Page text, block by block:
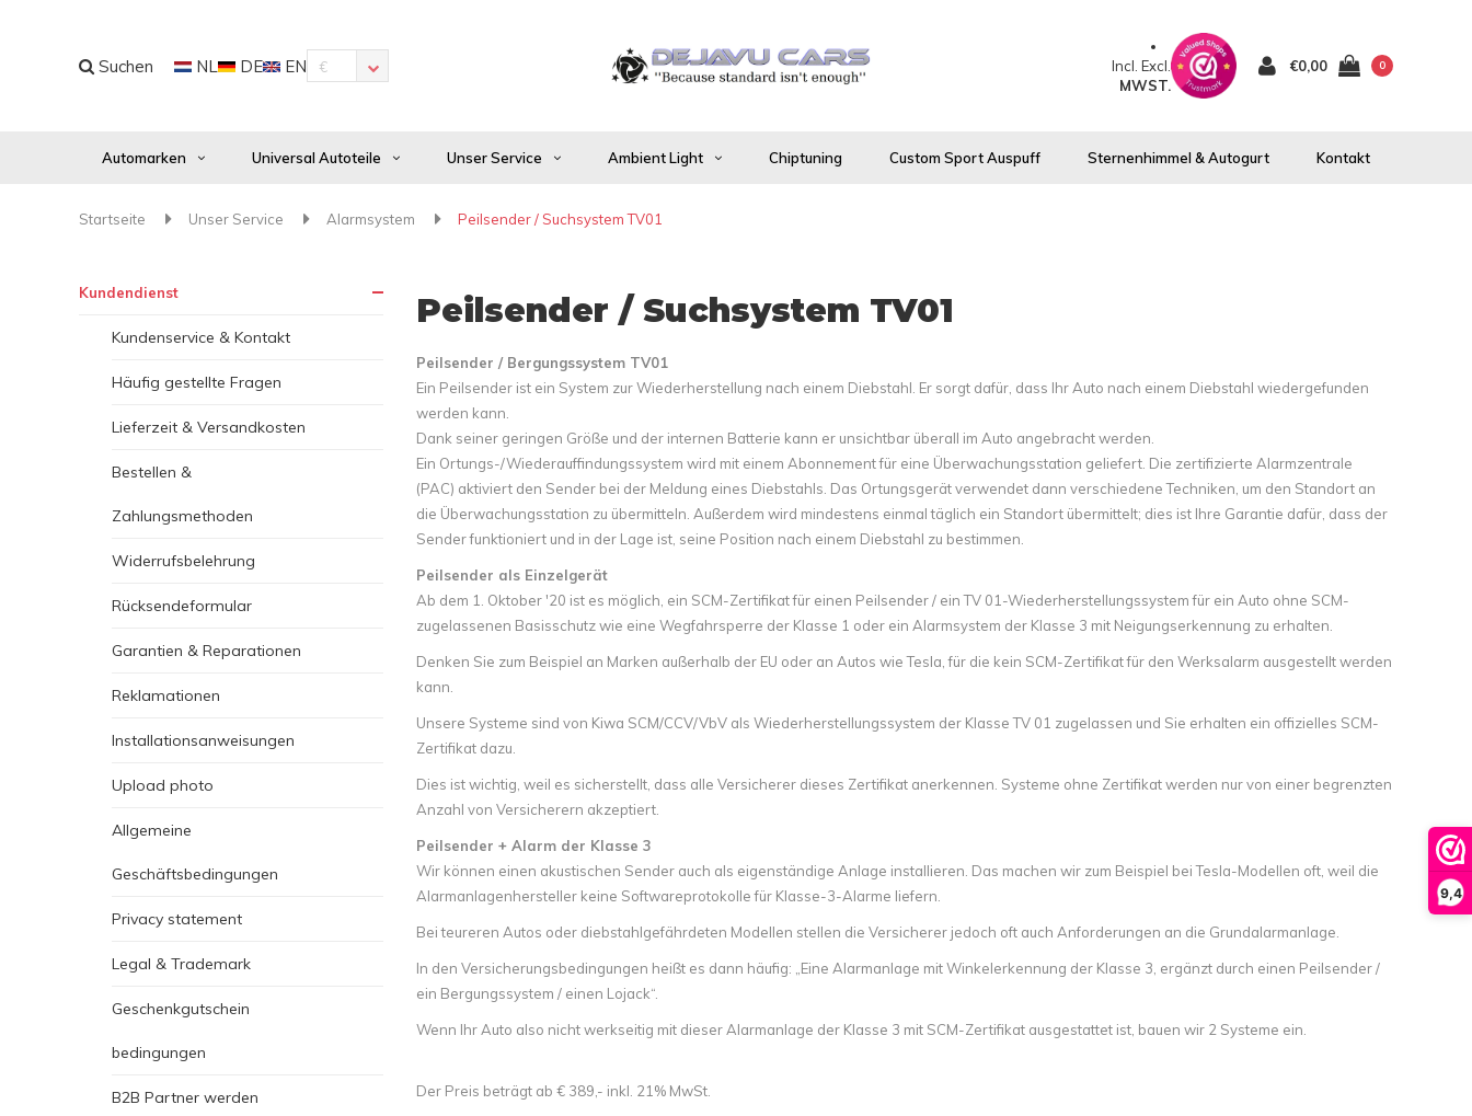
9,4
Suchen NL DE EN € Incl. Excl.
MWST.
€0,00 0
Automarken Universal Autoteile Unser Service Ambient Light Chiptuning Custom Sport Auspuff Sternenhimmel & Autogurt Kontakt
Startseite Unser Service Alarmsystem Peilsender / Suchsystem TV01
Kundendienst
Kundenservice & Kontakt
Häufig gestellte Fragen
Lieferzeit & Versandkosten
Bestellen &
Zahlungsmethoden
Widerrufsbelehrung
Rücksendeformular
Garantien & Reparationen
Reklamationen
Installationsanweisungen
Upload photo
Allgemeine
Geschäftsbedingungen
Privacy statement
Legal & Trademark
Geschenkgutschein
bedingungen
B2B Partner werden
Peilsender / Suchsystem TV01
Peilsender / Bergungssystem TV01
Ein Peilsender ist ein System zur Wiederherstellung nach einem Diebstahl. Er sorgt dafür, dass Ihr Auto nach einem Diebstahl wiedergefunden
werden kann.
Dank seiner geringen Größe und der internen Batterie kann er unsichtbar überall im Auto angebracht werden.
Ein Ortungs-/Wiederauffindungssystem wird mit einem Abonnement für eine Überwachungsstation geliefert. Die zertifizierte Alarmzentrale
(PAC) aktiviert den Sender bei der Meldung eines Diebstahls. Das Ortungsgerät verwendet dann verschiedene Techniken, um den Standort an
die Überwachungsstation zu übermitteln. Außerdem wird mindestens einmal täglich ein Standort übermittelt; dies ist Ihre Garantie dafür, dass der
Sender funktioniert und in der Lage ist, seine Position nach einem Diebstahl zu bestimmen.
Peilsender als Einzelgerät
Ab dem 1. Oktober '20 ist es möglich, ein SCM-Zertifikat für einen Peilsender / ein TV 01-Wiederherstellungssystem für ein Auto ohne SCM-
zugelassenen Basisschutz wie eine Wegfahrsperre der Klasse 1 oder ein Alarmsystem der Klasse 3 mit Neigungserkennung zu erhalten.
Denken Sie zum Beispiel an Marken außerhalb der EU oder an Autos wie Tesla, für die kein SCM-Zertifikat für den Werksalarm ausgestellt werden
kann.
Unsere Systeme sind von Kiwa SCM/CCV/VbV als Wiederherstellungssystem der Klasse TV 01 zugelassen und Sie erhalten ein offizielles SCM-
Zertifikat dazu.
Dies ist wichtig, weil es sicherstellt, dass alle Versicherer dieses Zertifikat anerkennen. Systeme ohne Zertifikat werden nur von einer begrenzten
Anzahl von Versicherern akzeptiert.
Peilsender + Alarm der Klasse 3
Wir können einen akustischen Sender auch als eigenständige Anlage installieren. Das machen wir zum Beispiel bei Tesla-Modellen oft, weil die
Alarmanlagenhersteller keine Softwareprotokolle für Klasse-3-Alarme liefern.
Bei teureren Autos oder diebstahlgefährdeten Modellen stellen die Versicherer jedoch oft auch Anforderungen an die Grundalarmanlage.
In den Versicherungsbedingungen heißt es dann häufig: „Eine Alarmanlage mit Winkelerkennung der Klasse 3, ergänzt durch einen Peilsender /
ein Bergungssystem / einen Lojack“.
Wenn Ihr Auto also nicht werkseitig mit dieser Alarmanlage der Klasse 3 mit SCM-Zertifikat ausgestattet ist, bauen wir 2 Systeme ein.
Der Preis beträgt ab € 389,- inkl. 21% MwSt.